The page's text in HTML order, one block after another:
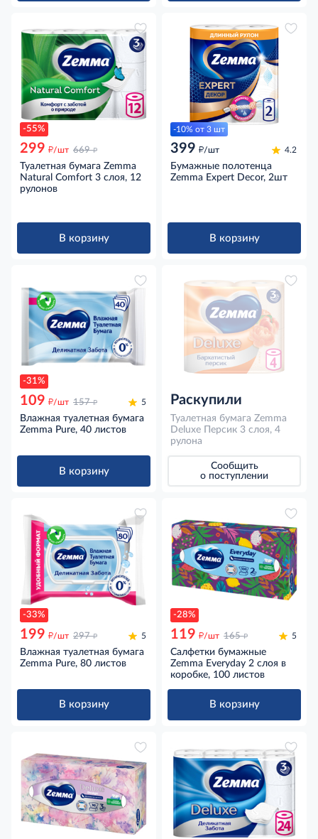
-55%
299 д/шт 669 д
Туалетная бумага Zemma
Natural Comfort 3 слоя, 12
рулонов
В корзину
-10% от 3 шт
399 д/шт 4.2
Бумажные полотенца
Zemma Expert Decor, 2шт
В корзину
-31%
109 д/шт 157 д 5
Влажная туалетная бумага
Zemma Pure, 40 листов
В корзину
Раскупили
Туалетная бумага Zemma
Deluxe Персик 3 слоя, 4
рулона
Сообщить
о поступлении
-33%
199 д/шт 297 д 5
Влажная туалетная бумага
Zemma Pure, 80 листов
В корзину
-28%
119 д/шт 165 д 5
Салфетки бумажные
Zemma Everyday 2 слоя в
коробке, 100 листов
В корзину